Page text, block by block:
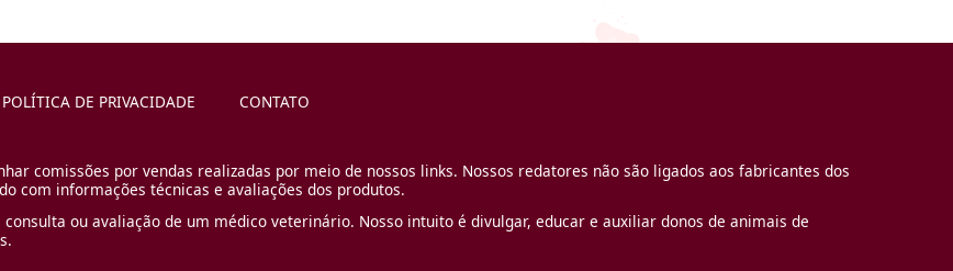
POLÍTICA DE PRIVACIDADE CONTATO
comissões por vendas realizadas por meio de nossos links. Nossos redatores não são ligados aos fabricantes dos
com informações técnicas e avaliações dos produtos.
ou avaliação de um médico veterinário. Nosso intuito é divulgar, educar e auxiliar donos de animais de